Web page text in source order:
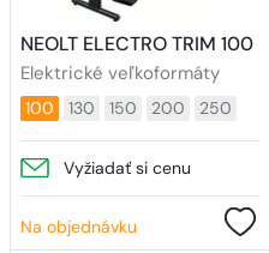
NEOLT ELECTRO TRIM 100
Elektrické veľkoformáty
100 130 150 200 250
Vyžiadať si cenu
Na objednávku